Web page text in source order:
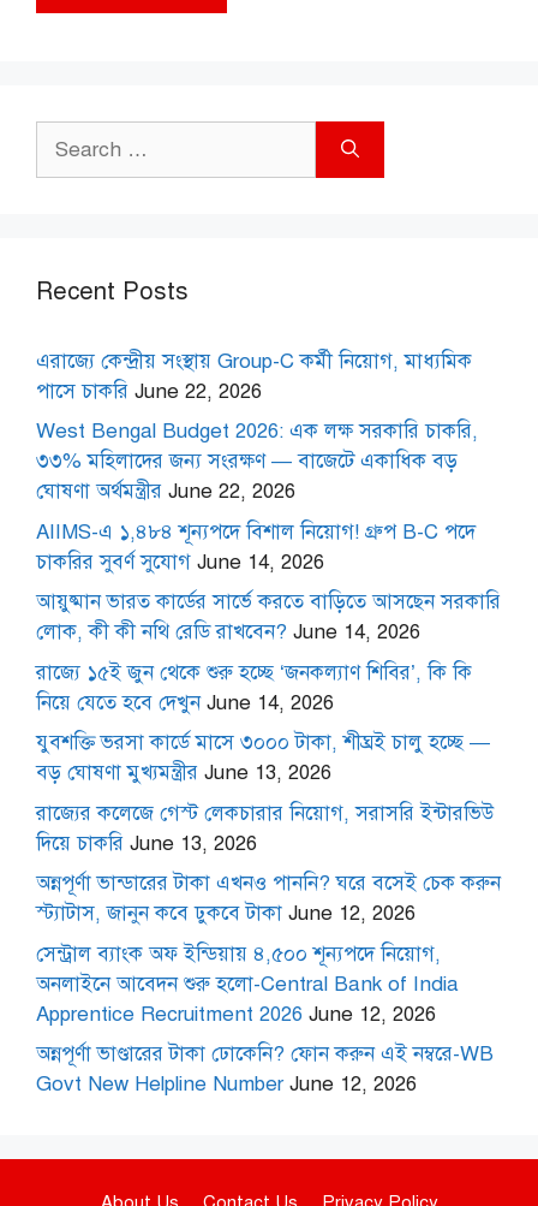
Recent Posts
এরাজ্যে কেন্দ্রীয় সংস্থায় Group-C কর্মী নিয়োগ, মাধ্যমিক
পাসে চাকরি June 22, 2026
West Bengal Budget 2026: এক লক্ষ সরকারি চাকরি,
৩৩% মহিলাদের জন্য সংরক্ষণ — বাজেটে একাধিক বড়
ঘোষণা অর্থমন্ত্রীর June 22, 2026
AIIMS-এ ১,৪৮৪ শূন্যপদে বিশাল নিয়োগ! গ্রুপ B-C পদে
চাকরির সুবর্ণ সুযোগ June 14, 2026
আয়ুষ্মান ভারত কার্ডের সার্ভে করতে বাড়িতে আসছেন সরকারি
লোক, কী কী নথি রেডি রাখবেন? June 14, 2026
রাজ্যে ১৫ই জুন থেকে শুরু হচ্ছে ‘জনকল্যাণ শিবির’, কি কি
নিয়ে যেতে হবে দেখুন June 14, 2026
যুবশক্তি ভরসা কার্ডে মাসে ৩০০০ টাকা, শীঘ্রই চালু হচ্ছে —
বড় ঘোষণা মুখ্যমন্ত্রীর June 13, 2026
রাজ্যের কলেজে গেস্ট লেকচারার নিয়োগ, সরাসরি ইন্টারভিউ
দিয়ে চাকরি June 13, 2026
অন্নপূর্ণা ভান্ডারের টাকা এখনও পাননি? ঘরে বসেই চেক করুন
স্ট্যাটাস, জানুন কবে ঢুকবে টাকা June 12, 2026
সেন্ট্রাল ব্যাংক অফ ইন্ডিয়ায় ৪,৫০০ শূন্যপদে নিয়োগ,
অনলাইনে আবেদন শুরু হলো-Central Bank of India
Apprentice Recruitment 2026 June 12, 2026
অন্নপূর্ণা ভাণ্ডারের টাকা ঢোকেনি? ফোন করুন এই নম্বরে-WB
Govt New Helpline Number June 12, 2026